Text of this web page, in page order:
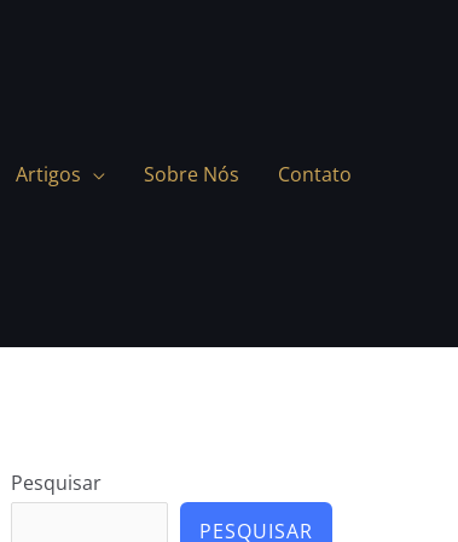
Artigos Sobre Nós Contato
Pesquisar
PESQUISAR